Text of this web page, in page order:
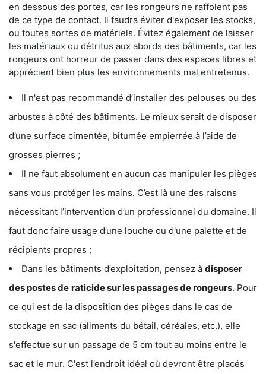
en dessous des portes, car les rongeurs ne raffolent pas
de ce type de contact. Il faudra éviter d'exposer les stocks,
ou toutes sortes de matériels. Évitez également de laisser
les matériaux ou détritus aux abords des bâtiments, car les
rongeurs ont horreur de passer dans des espaces libres et
apprécient bien plus les environnements mal entretenus.
Il n'est pas recommandé d’installer des pelouses ou des
arbustes à côté des bâtiments. Le mieux serait de disposer
d’une surface cimentée, bitumée empierrée à l’aide de
grosses pierres ;
Il ne faut absolument en aucun cas manipuler les pièges
sans vous protéger les mains. C’est là une des raisons
nécessitant l’intervention d’un professionnel du domaine. Il
faut donc faire usage d’une louche ou d'une palette et de
récipients propres ;
Dans les bâtiments d’exploitation, pensez à disposer
des postes de raticide sur les passages de rongeurs. Pour
ce qui est de la disposition des pièges dans le cas de
stockage en sac (aliments du bétail, céréales, etc.), elle
s'effectue sur un passage de 5 cm tout au moins entre le
sac et le mur. C'est l’endroit idéal où devront être placés